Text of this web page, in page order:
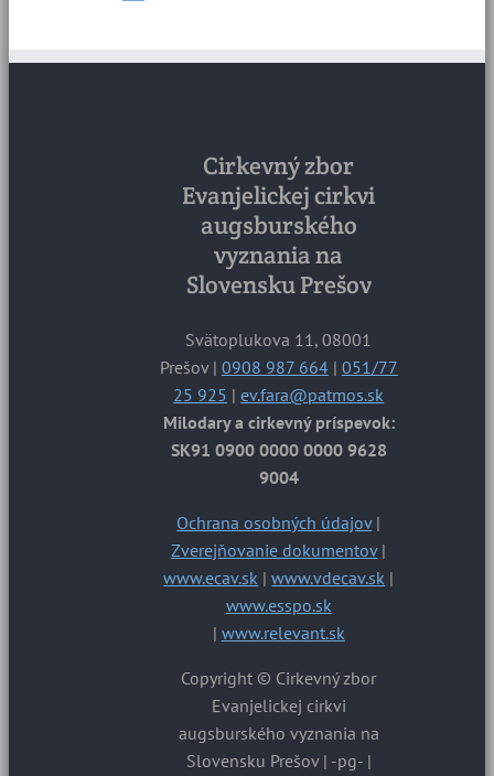
Cirkevný zbor
Evanjelickej cirkvi
augsburského
vyznania na
Slovensku Prešov
Svätoplukova 11, 08001
Prešov | 0908 987 664| 051/77
25 925 |ev.fara@patmos.sk
Milodary a cirkevný príspevok:
SK91 0900 0000 0000 9628
9004
Ochrana osobných údajov|
Zverejňovanie dokumentov|
www.ecav.sk |www.vdecav.sk |
www.esspo.sk
| www.relevant.sk
Copyright © Cirkevný zbor
Evanjelickej cirkvi
augsburského vyznania na
Slovensku Prešov | -pg- |